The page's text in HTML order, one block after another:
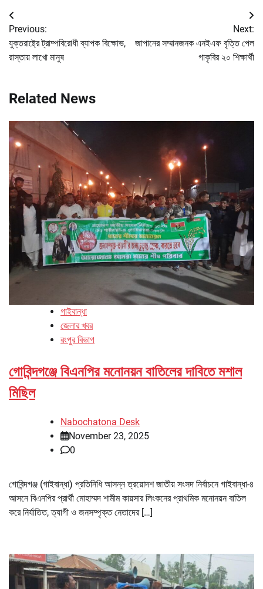
Post
navigation
Previous:
যুক্তরাষ্ট্রে ট্রাম্পবিরোধী ব্যাপক বিক্ষোভ,
রাস্তায় লাখো মানুষ
Next:
জাপানের সম্মানজনক এনইএফ বৃত্তি পেল
গাকৃবির ২০ শিক্ষার্থী
Related News
গাইবান্ধা
জেলার খবর
রংপুর বিভাগ
গোবিন্দগঞ্জে বিএনপির মনোনয়ন বাতিলের দাবিতে মশাল
মিছিল
Nabochatona Desk
November 23, 2025
0
গোবিন্দগঞ্জ (গাইবান্ধা) প্রতিনিধি আসন্ন ত্রয়োদশ জাতীয় সংসদ নির্বাচনে গাইবান্ধা-৪
আসনে বিএনপির প্রার্থী মোহাম্মদ শামীম কায়সার লিংকনের প্রাথমিক মনোনয়ন বাতিল
করে নির্যাতিত, ত্যাগী ও জনসম্পৃক্ত নেতাদের […]